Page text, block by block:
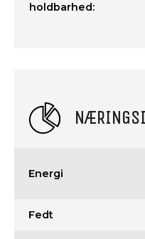
Energi
Fedt
holdbarhed: